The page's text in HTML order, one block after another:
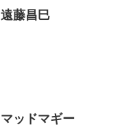
遠藤昌巳
マッドマギー